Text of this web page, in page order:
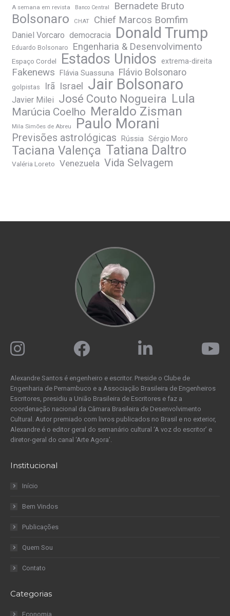
A semana em revista Banco Central Bernadete Bruto
Bolsonaro CHAT Chief Marcos Bomfim
Daniel Vorcaro democracia Donald Trump
Eduardo Bolsonaro Engenharia & Desenvolvimento
Espaço Cordel Estados Unidos extrema-direita
Fakenews Flávia Suassuna Flávio Bolsonaro
golpistas Irã Israel Jair Bolsonaro
Javier Milei José Couto Nogueira Lula
Marúcia Coelho Meraldo Zisman
Mila Simões de Abreu Paulo Morani
Previsões astrológicas Rússia Sérgio Moro
Taciana Valença Tatiana Daltro
Valéria Loreto Venezuela Vida Selvagem
Alexandre Santos é engenheiro e escritor. Preside o Clube de
Engenharia de Pernambuco e a Associação Brasileira de Engenheiros
Escritores, presidiu a União Brasileira de Escritores e faz a
coordenação nacional da Câmara Brasileira de Desenvolvimento
Cultural. Autor premiado com livros publicados no Brasil e no exterior,
Alexandre é o editor geral do semanário cultural ‘A voz do escritor’ e
diretor-geral do canal ‘Arte Agora’.
Institucional
Início
Bem Vindos
Publicações
Quem Sou
Contato
Categorias
Economia